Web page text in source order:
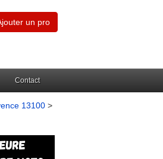
un pro
Contact
13100 >